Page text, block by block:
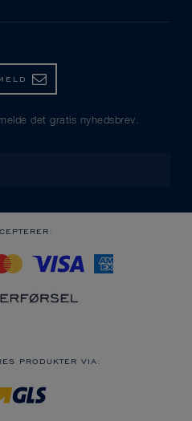
det gratis nyhedsbrev.
PRODUKTER VIA: